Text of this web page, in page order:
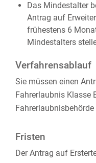
Das Mindestalter
Antrag auf
frühestens 6
Mindestalters
Verfahrensablauf
Sie müssen einen
Fahrerlaubnis Klasse
Fahrerlaubnisbehörde
Fristen
Der Antrag auf